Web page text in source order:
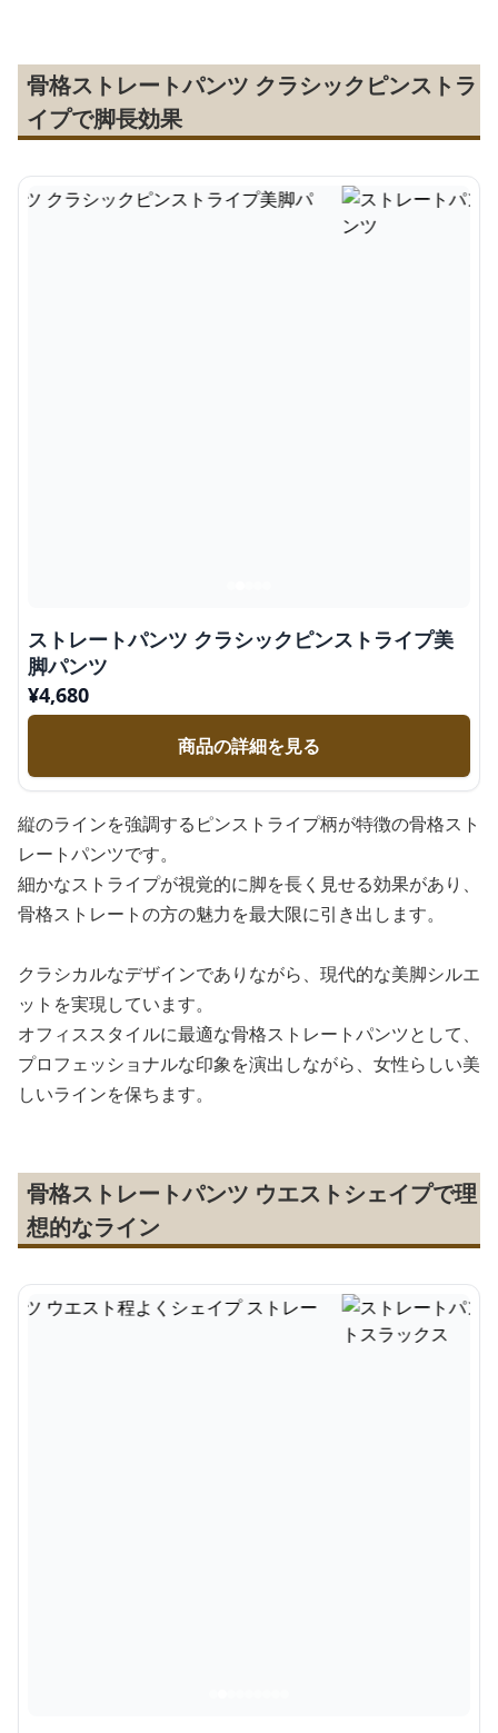
骨格ストレートパンツ クラシックピンストラ
イプで脚長効果
ストレートパンツ クラシックピンストライプ美
脚パンツ
¥4,680
商品の詳細を見る
縦のラインを強調するピンストライプ柄が特徴の骨格スト
レートパンツです。
細かなストライプが視覚的に脚を長く見せる効果があり、
骨格ストレートの方の魅力を最大限に引き出します。
クラシカルなデザインでありながら、現代的な美脚シルエ
ットを実現しています。
オフィススタイルに最適な骨格ストレートパンツとして、
プロフェッショナルな印象を演出しながら、女性らしい美
しいラインを保ちます。
骨格ストレートパンツ ウエストシェイプで理
想的なライン